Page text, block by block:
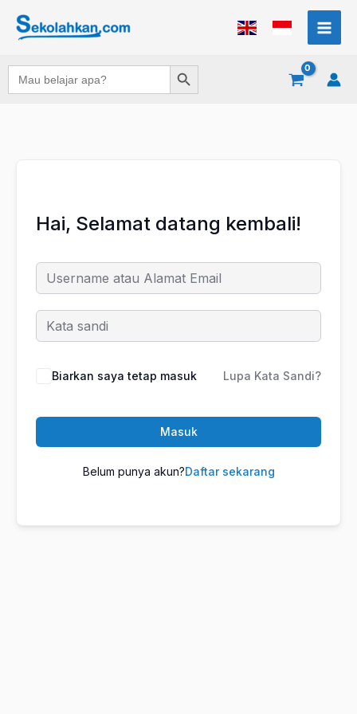
Search
for:
Search Button
Hai, Selamat datang kembali!
Biarkan saya tetap masuk Lupa Kata Sandi?
Masuk
Belum punya akun?Daftar sekarang